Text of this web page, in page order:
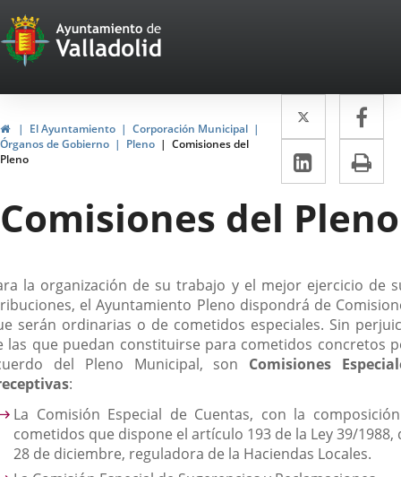
Portal
Web
del
Ayuntamiento
de
Valladolid
InicioEl Ayuntamiento
Corporación Municipal
Órganos de Gobierno
Pleno
Comisiones del
Pleno
Twitter
Enlace
a
una
externa.
a
LinkedIn
Enlace
a
una
externa.
Comisiones del Pleno
la organización de su trabajo y el mejor ejercicio de
el Ayuntamiento Pleno dispondrá de
serán ordinarias o de cometidos especiales. Sin
las que puedan constituirse para cometidos concretos
del Pleno Municipal, son Comisiones
:
La Comisión Especial de Cuentas, con la
cometidos que dispone el artículo 193 de la Ley 39/1988,
28 de diciembre, reguladora de la Haciendas Locales.